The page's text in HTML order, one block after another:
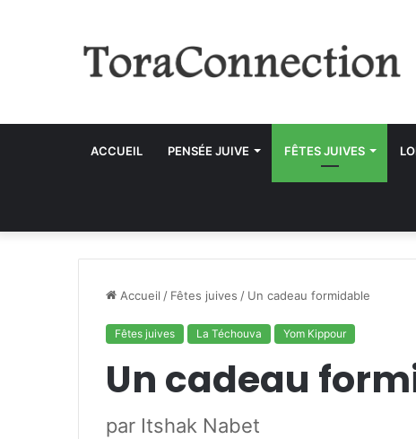
ACCUEIL PENSÉE JUIVE FÊTES JUIVES
Accueil / Fêtes juives / Un cadeau formidable
Fêtes juives La Téchouva Yom Kippour
Un cadeau
par Itshak Nabet